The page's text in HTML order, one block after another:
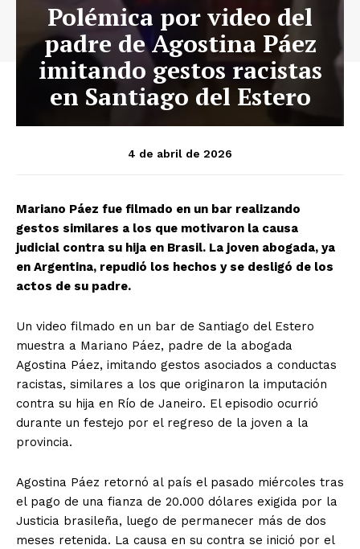
Polémica por video del
padre de Agostina Páez
imitando gestos racistas
en Santiago del Estero
4 de abril de 2026
Mariano Páez fue filmado en un bar realizando
gestos similares a los que motivaron la causa
judicial contra su hija en Brasil. La joven abogada, ya
en Argentina, repudió los hechos y se desligó de los
actos de su padre.
Un video filmado en un bar de Santiago del Estero
muestra a Mariano Páez, padre de la abogada
Agostina Páez, imitando gestos asociados a conductas
racistas, similares a los que originaron la imputación
contra su hija en Río de Janeiro. El episodio ocurrió
durante un festejo por el regreso de la joven a la
provincia.
Agostina Páez retornó al país el pasado miércoles tras
el pago de una fianza de 20.000 dólares exigida por la
Justicia brasileña, luego de permanecer más de dos
meses retenida. La causa en su contra se inició por el